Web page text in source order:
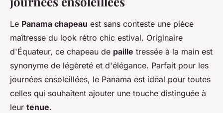
Le Panama chapeau est sans conteste une pièce
maîtresse du look rétro chic estival. Originaire
d'Équateur, ce chapeau de paille tressée à la main est
synonyme de légèreté et d'élégance. Parfait pour les
journées ensoleillées, le Panama est idéal pour toutes
celles qui souhaitent ajouter une touche distinguée à
leur tenue.